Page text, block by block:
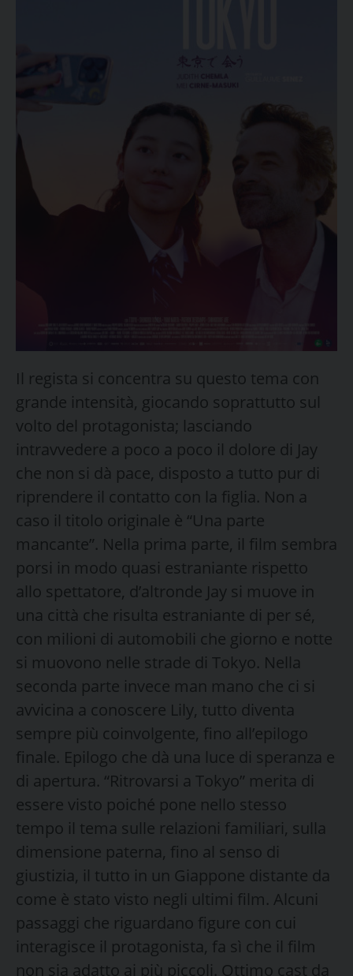
Il regista si concentra su questo tema con
grande intensità, giocando soprattutto sul
volto del protagonista; lasciando
intravvedere a poco a poco il dolore di Jay
che non si dà pace, disposto a tutto pur di
riprendere il contatto con la figlia. Non a
caso il titolo originale è “Una parte
mancante”. Nella prima parte, il film sembra
porsi in modo quasi estraniante rispetto
allo spettatore, d’altronde Jay si muove in
una città che risulta estraniante di per sé,
con milioni di automobili che giorno e notte
si muovono nelle strade di Tokyo. Nella
seconda parte invece man mano che ci si
avvicina a conoscere Lily, tutto diventa
sempre più coinvolgente, fino all’epilogo
finale. Epilogo che dà una luce di speranza e
di apertura. “Ritrovarsi a Tokyo” merita di
essere visto poiché pone nello stesso
tempo il tema sulle relazioni familiari, sulla
dimensione paterna, fino al senso di
giustizia, il tutto in un Giappone distante da
come è stato visto negli ultimi film. Alcuni
passaggi che riguardano figure con cui
interagisce il protagonista, fa sì che il film
non sia adatto ai più piccoli. Ottimo cast da